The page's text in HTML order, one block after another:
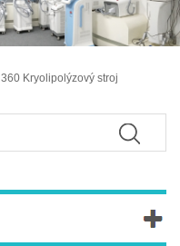
360 Kryolipolýzový stroj